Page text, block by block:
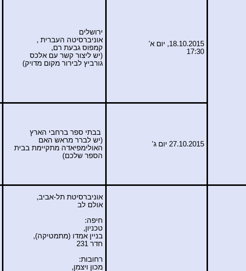
ירושלים
אוניברסיטה העברית ,
קמפוס גבעת רם,
(יש ליצור קשר עם אלכס
גורביץ לבירור מקום מדויק)
18.10.2015, יום א'
17:30
בבתי ספר ברחבי הארץ
(יש לברר מראש האם
האולימפיאדה מתקיימת בבית
הספר שלכם)
27.10.2015 יום ג'
אוניברסיטת תל-אביב,
אולם לב
חיפה:
טכניון,
בניין אמדו (מתמטיקה),
חדר 231
רחובות:
מכון ויצמן,